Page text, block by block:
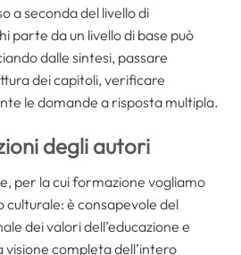
a seconda del livello di
parte da un livello di base può
dalle sintesi, passare
dei capitoli, verificare
le domande a risposta multipla.
degli autori
per la cui formazione vogliamo
culturale: è consapevole del
dei valori dell’educazione e
visione completa dell’intero